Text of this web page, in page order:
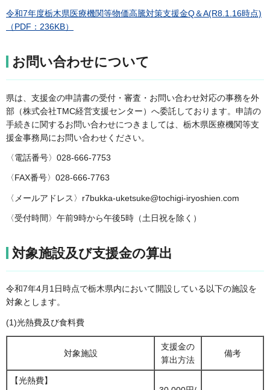
令和7年度栃木県医療機関等物価高騰対策支援金Q＆A(R8.1.16時点)
（PDF：236KB）
お問い合わせについて
県は、支援金の申請書の受付・審査・お問い合わせ対応の事務を外
部（株式会社TMC経営支援センター）へ委託しております。申請の
手続きに関するお問い合わせにつきましては、栃木県医療機関等支
援金事務局にお問い合わせください。
〈電話番号〉028-666-7753
〈FAX番号〉028-666-7763
〈メールアドレス〉r7bukka-uketsuke@tochigi-iryoshien.com
〈受付時間〉午前9時から午後5時（土日祝を除く）
対象施設及び支援金の算出
令和7年4月1日時点で栃木県内において開設している以下の施設を
対象とします。
(1)光熱費及び食料費
対象施設
支援金の
算出方法
備考
【光熱費】